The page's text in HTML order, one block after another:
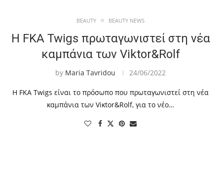
BEAUTY BEAUTY NEWS
Η FKA Twigs πρωταγωνιστεί στη νέα
καμπάνια των Viktor&Rolf
by Maria Tavridou 24/06/2022
Η FKA Twigs είναι το πρόσωπο που πρωταγωνιστεί στη νέα
καμπάνια των Viκtor&Rolf, για το νέο…